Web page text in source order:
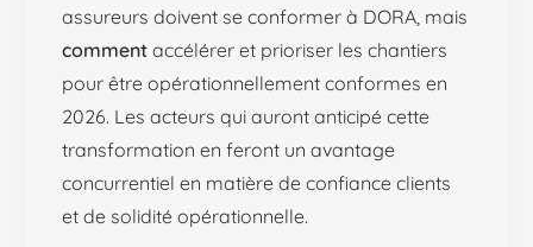
assureurs doivent se conformer à DORA, mais
comment accélérer et prioriser les chantiers
pour être opérationnellement conformes en
2026. Les acteurs qui auront anticipé cette
transformation en feront un avantage
concurrentiel en matière de confiance clients
et de solidité opérationnelle.